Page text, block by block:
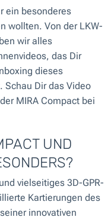
ein besonderes
wollten. Von der LKW-
wir alles
das Dir
dieses
Schau Dir das Video
MIRA Compact bei
UND
vielseitiges 3D-GPR-
Kartierungen des
innovativen